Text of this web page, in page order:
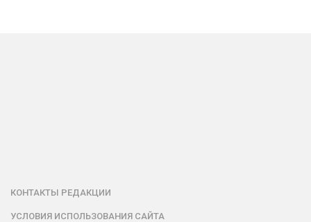
КОНТАКТЫ РЕДАКЦИИ
УСЛОВИЯ ИСПОЛЬЗОВАНИЯ САЙТА